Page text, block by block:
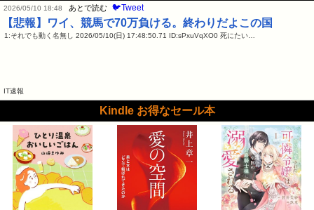
2026/05/10 18:48 あとで読む 🐦Tweet
【悲報】ワイ、競馬で70万負ける。終わりだよこの国
1:それでも動く名無し 2026/05/10(日) 17:48:50.71 ID:sPxuVqXO0 死にたい…
IT速報
Kindle お得なセール本